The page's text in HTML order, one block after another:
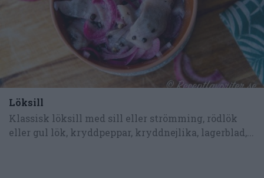
Löksill
Klassisk löksill med sill eller strömming, rödlök
eller gul lök, kryddpeppar, kryddnejlika, lagerblad,...